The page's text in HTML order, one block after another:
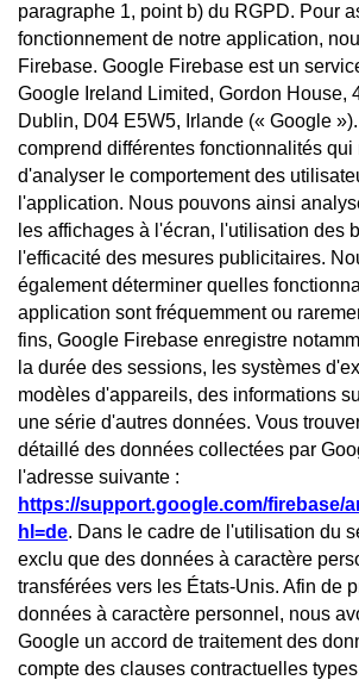
paragraphe 1, point b) du RGPD. Pour
fonctionnement de notre application,
Firebase. Google Firebase est un
Google Ireland Limited, Gordon House,
Dublin, D04 E5W5, Irlande (« Google
comprend différentes fonctionnalités qui
d'analyser le comportement des
l'application. Nous pouvons ainsi
les affichages à l'écran, l'utilisation des
l'efficacité des mesures publicitaires.
également déterminer quelles
application sont fréquemment ou
fins, Google Firebase enregistre
la durée des sessions, les systèmes
modèles d'appareils, des informations
une série d'autres données. Vous
détaillé des données collectées par
l'adresse suivante :
https://support.google.com/firebase/
hl=de. Dans le cadre de l'utilisation du
exclu que des données à caractère
transférées vers les États-Unis. Afin de
données à caractère personnel, nous
Google un accord de traitement des
compte des clauses contractuelles